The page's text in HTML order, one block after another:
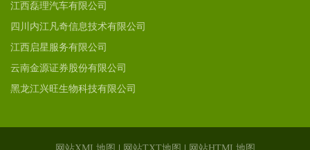
江西磊理汽车有限公司
四川内江凡奇信息技术有限公司
江西启星服务有限公司
云南金源证券股份有限公司
黑龙江兴旺生物科技有限公司